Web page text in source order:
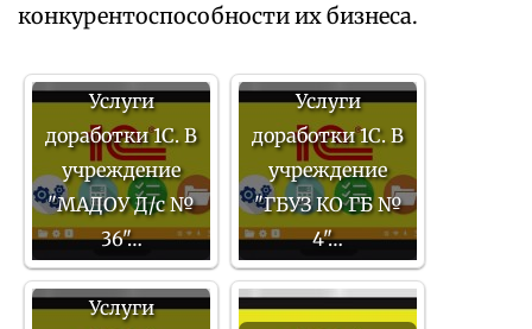
конкурентоспособности их бизнеса.
Услуги
доработки 1С. В
учреждение
"МАДОУ Д/с №
36"…
Услуги
доработки 1С. В
учреждение
"ГБУЗ КО ГБ №
4"…
Услуги